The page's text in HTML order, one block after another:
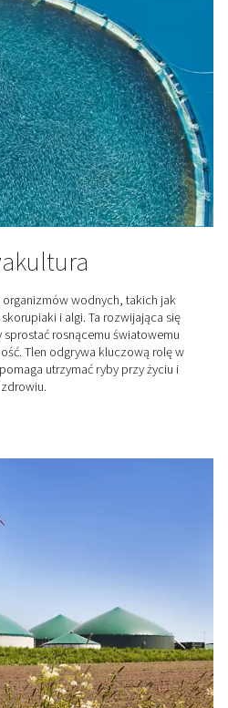
i
naukowe
wrażliwych substancji i
kalibracji i chromatografii